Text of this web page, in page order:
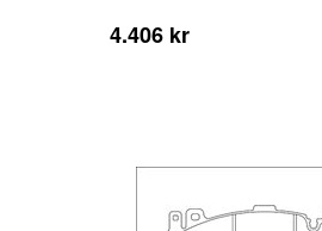
4.406 kr